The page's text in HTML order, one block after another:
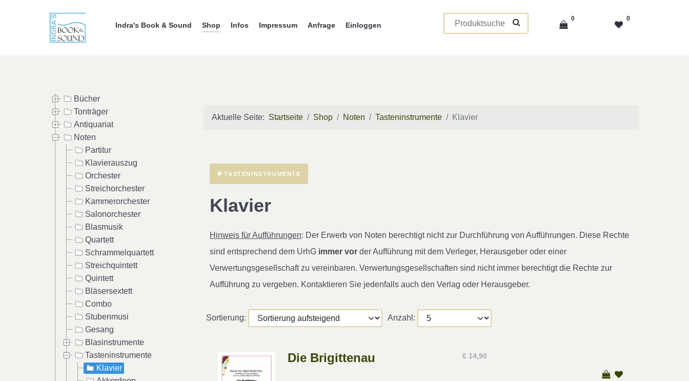
Indra's Book & Sound Shop Infos Impressum Anfrage Einloggen
0 0
Bücher
Tonträger
Antiquariat
Noten
Partitur
Klavierauszug
Orchester
Streichorchester
Kammerorchester
Salonorchester
Blasmusik
Quartett
Schrammelquartett
Streichquintett
Quintett
Bläsersextett
Combo
Stubenmusi
Gesang
Blasinstrumente
Tasteninstrumente
Klavier
Aktuelle Seite: Startseite Shop Noten Tasteninstrumente Klavier
TASTENINSTRUMENTE
Klavier
Hinweis für Aufführungen: Der Erwerb von Noten berechtigt nicht zur Durchführung von Aufführungen. Diese Rechte
sind entsprechend dem UrhG immer vor der Aufführung mit dem Verleger, Herausgeber oder einer
Verwertungsgesellschaft zu vereinbaren. Verwertungsgesellschaften sind nicht immer berechtigt die Rechte zur
Aufführung zu vergeben. Kontaktieren Sie jedenfalls auch den Verlag oder Herausgeber.
Sortierung: Anzahl:
Die Brigittenau € 14,90